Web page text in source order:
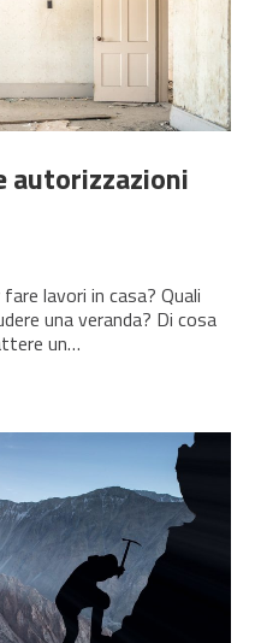
autorizzazioni
lavori in casa? Quali
una veranda? Di cosa
un…